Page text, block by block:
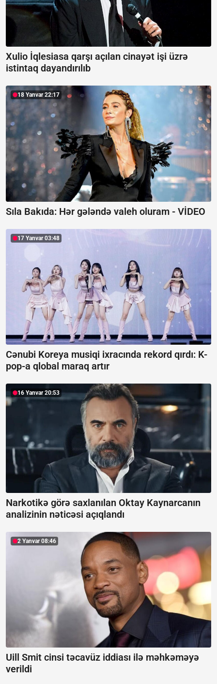
Xulio İqlesiasa qarşı açılan cinayət işi üzrə
istintaq dayandırılıb
18 Yanvar 22:17
Sıla Bakıda: Hər gələndə valeh oluram - VİDEO
17 Yanvar 03:48
Cənubi Koreya musiqi ixracında rekord qırdı: K-
pop-a qlobal maraq artır
16 Yanvar 20:53
Narkotikə görə saxlanılan Oktay Kaynarcanın
analizinin nəticəsi açıqlandı
2 Yanvar 08:46
Uill Smit cinsi təcavüz iddiası ilə məhkəməyə
verildi